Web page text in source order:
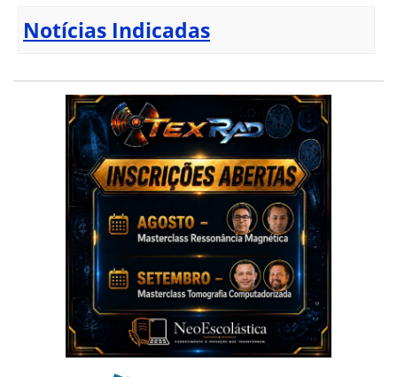
Notícias Indicadas